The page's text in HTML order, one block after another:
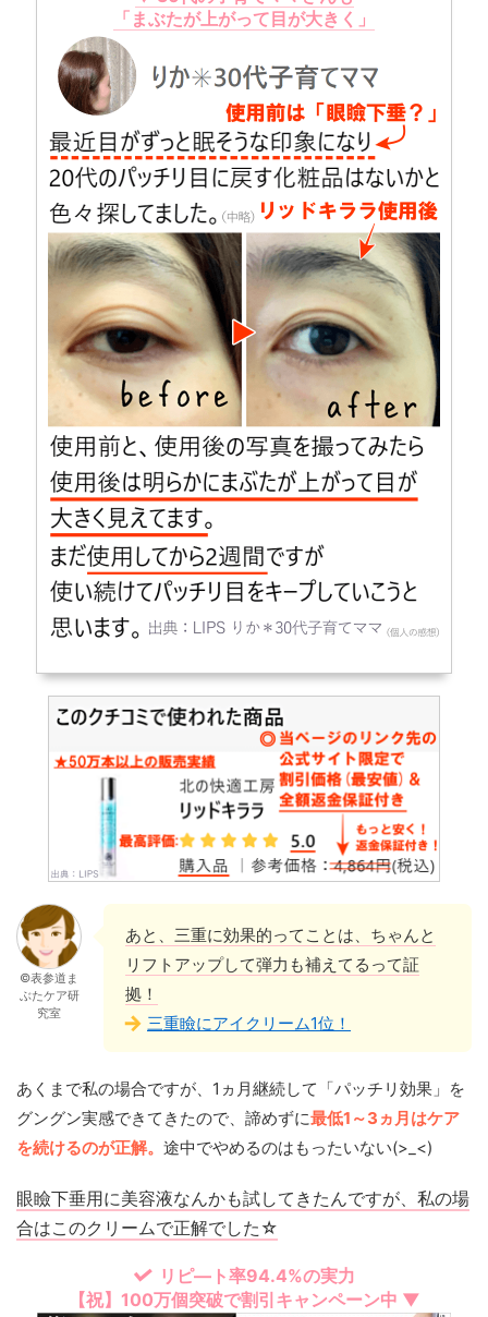
「まぶたが上がって目が大きく」
©表参道ま
ぶたケア研
究室
あと、三重に効果的ってことは、ちゃんと
リフトアップして弾力も補えてるって証
拠！
三重瞼にアイクリーム1位！
あくまで私の場合ですが、1ヵ月継続して「パッチリ効果」を
グングン実感できてきたので、諦めずに最低1～3ヵ月はケア
を続けるのが正解。 途中でやめるのはもったいない(>_<)
眼瞼下垂用に美容液なんかも試してきたんですが、私の場
合はこのクリームで正解でした☆
リピ―ト率94.4%の実力
【祝】100万個突破で割引キャンペーン中 ▼